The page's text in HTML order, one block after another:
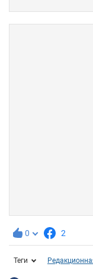
0 2
Теги